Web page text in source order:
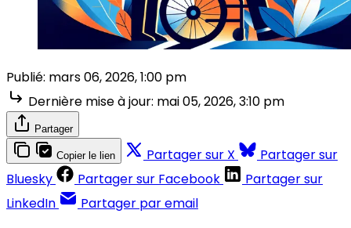
Publié: mars 06, 2026, 1:00 pm
Dernière mise à jour: mai 05, 2026, 3:10 pm
Partager
Copier le lien Partager sur X
Partager sur
Bluesky
Partager sur Facebook
Partager sur
LinkedIn
Partager par email